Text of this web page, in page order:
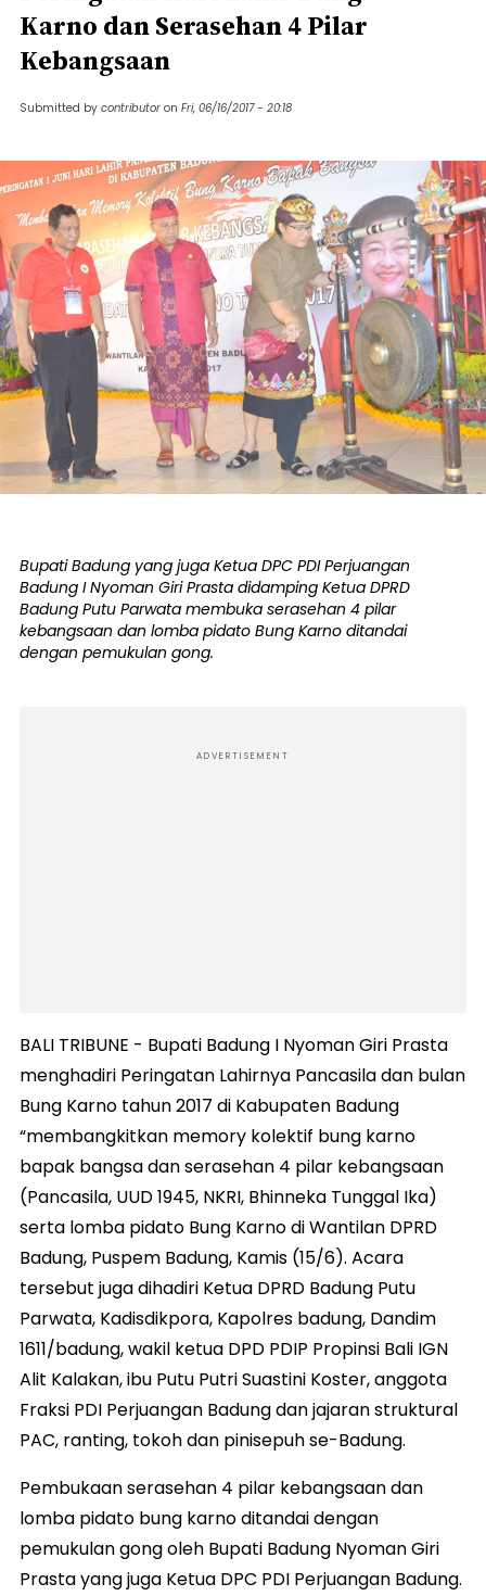
Karno dan Serasehan 4 Pilar
Kebangsaan
Submitted by contributor on Fri, 06/16/2017 - 20:18
Bupati Badung yang juga Ketua DPC PDI Perjuangan
Badung I Nyoman Giri Prasta didamping Ketua DPRD
Badung Putu Parwata membuka serasehan 4 pilar
kebangsaan dan lomba pidato Bung Karno ditandai
dengan pemukulan gong.
ADVERTISEMENT
BALI TRIBUNE - Bupati Badung I Nyoman Giri Prasta
menghadiri Peringatan Lahirnya Pancasila dan bulan
Bung Karno tahun 2017 di Kabupaten Badung
“membangkitkan memory kolektif bung karno
bapak bangsa dan serasehan 4 pilar kebangsaan
(Pancasila, UUD 1945, NKRI, Bhinneka Tunggal Ika)
serta lomba pidato Bung Karno di Wantilan DPRD
Badung, Puspem Badung, Kamis (15/6). Acara
tersebut juga dihadiri Ketua DPRD Badung Putu
Parwata, Kadisdikpora, Kapolres badung, Dandim
1611/badung, wakil ketua DPD PDIP Propinsi Bali IGN
Alit Kalakan, ibu Putu Putri Suastini Koster, anggota
Fraksi PDI Perjuangan Badung dan jajaran struktural
PAC, ranting, tokoh dan pinisepuh se-Badung.
Pembukaan serasehan 4 pilar kebangsaan dan
lomba pidato bung karno ditandai dengan
pemukulan gong oleh Bupati Badung Nyoman Giri
Prasta yang juga Ketua DPC PDI Perjuangan Badung.